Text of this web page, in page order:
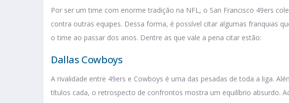
Por ser um time com enorme tradição na NFL, o San Francisco 49ers
contra outras equipes. Dessa forma, é possível citar algumas franquias
o time ao passar dos anos. Dentre as que vale a pena citar estão:
Dallas Cowboys
A rivalidade entre 49ers e Cowboys é uma das pesadas de toda a liga.
títulos cada, o retrospecto de confrontos mostra um equilíbrio absurdo.